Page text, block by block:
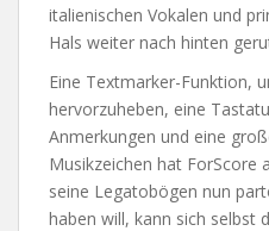
italienischen Vokalen und
Hals weiter nach hinten
Eine Textmarker-Funktion,
hervorzuheben, eine
Anmerkungen und eine
Musikzeichen hat ForScore
seine Legatobögen nun
haben will, kann sich selbst